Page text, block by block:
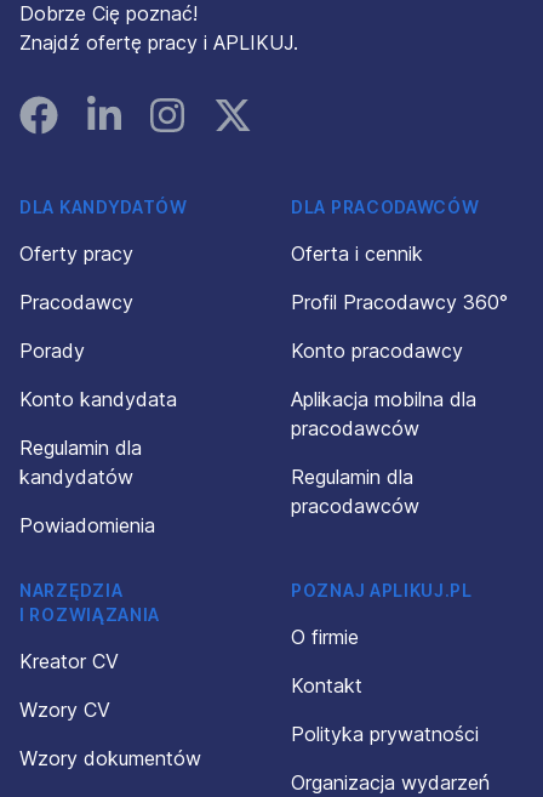
Dobrze Cię poznać!
Znajdź ofertę pracy i APLIKUJ.
FacebookLinked InInstagramInstagram
DLA KANDYDATÓW
Oferty pracy
Pracodawcy
Porady
Konto kandydata
Regulamin dla
kandydatów
Powiadomienia
DLA PRACODAWCÓW
Oferta i cennik
Profil Pracodawcy 360°
Konto pracodawcy
Aplikacja mobilna dla
pracodawców
Regulamin dla
pracodawców
NARZĘDZIA
I ROZWIĄZANIA
Kreator CV
Wzory CV
Wzory dokumentów
POZNAJ APLIKUJ.PL
O firmie
Kontakt
Polityka prywatności
Organizacja wydarzeń